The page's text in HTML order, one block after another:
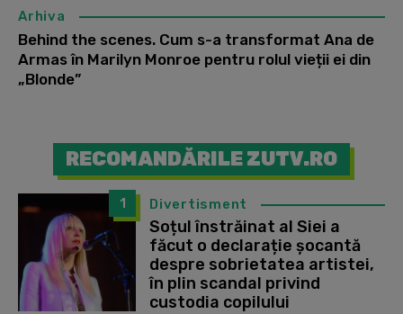
Arhiva
Behind the scenes. Cum s-a transformat Ana de
Armas în Marilyn Monroe pentru rolul vieții ei din
„Blonde”
RECOMANDĂRILE ZUTV.RO
1 Divertisment
Soțul înstrăinat al Siei a
făcut o declarație șocantă
despre sobrietatea artistei,
în plin scandal privind
custodia copilului